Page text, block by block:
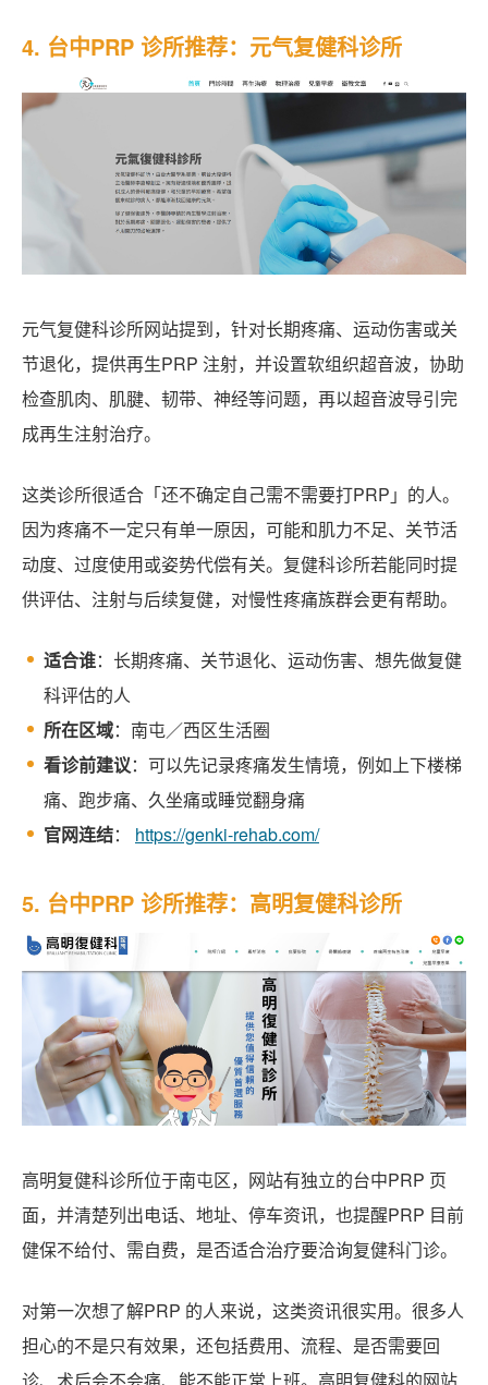
4. 台中PRP 诊所推荐：元气复健科诊所
元气复健科诊所网站提到，针对长期疼痛、运动伤害或关
节退化，提供再生PRP 注射，并设置软组织超音波，协助
检查肌肉、肌腱、韧带、神经等问题，再以超音波导引完
成再生注射治疗。
这类诊所很适合「还不确定自己需不需要打PRP」的人。
因为疼痛不一定只有单一原因，可能和肌力不足、关节活
动度、过度使用或姿势代偿有关。复健科诊所若能同时提
供评估、注射与后续复健，对慢性疼痛族群会更有帮助。
适合谁：长期疼痛、关节退化、运动伤害、想先做复健
科评估的人
所在区域：南屯／西区生活圈
看诊前建议：可以先记录疼痛发生情境，例如上下楼梯
痛、跑步痛、久坐痛或睡觉翻身痛
官网连结： https://genki-rehab.com/
5. 台中PRP 诊所推荐：高明复健科诊所
高明复健科诊所位于南屯区，网站有独立的台中PRP 页
面，并清楚列出电话、地址、停车资讯，也提醒PRP 目前
健保不给付、需自费，是否适合治疗要洽询复健科门诊。
对第一次想了解PRP 的人来说，这类资讯很实用。很多人
担心的不是只有效果，还包括费用、流程、是否需要回
诊、术后会不会痛、能不能正常上班。高明复健科的网站